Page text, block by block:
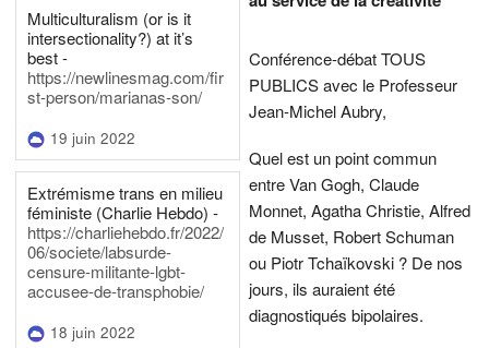
Multiculturalism (or is it
intersectionality?) at it’s
best -
https://newlinesmag.com/fir
st-person/marianas-son/
19 juin 2022
Extrémisme trans en milieu
féministe (Charlie Hebdo) -
https://charliehebdo.fr/2022/
06/societe/labsurde-
censure-militante-lgbt-
accusee-de-transphobie/
18 juin 2022
Conférence-débat TOUS
PUBLICS avec le Professeur
Jean-Michel Aubry,
Quel est un point commun
entre Van Gogh, Claude
Monnet, Agatha Christie, Alfred
de Musset, Robert Schuman
ou Piotr Tchaïkovski ? De nos
jours, ils auraient été
diagnostiqués bipolaires.